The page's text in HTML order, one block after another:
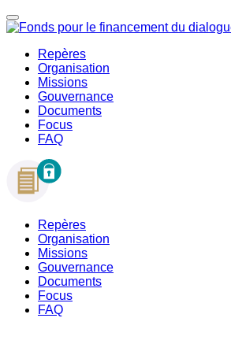
Repères
Organisation
Missions
Gouvernance
Documents
Focus
FAQ
Repères
Organisation
Missions
Gouvernance
Documents
Focus
FAQ